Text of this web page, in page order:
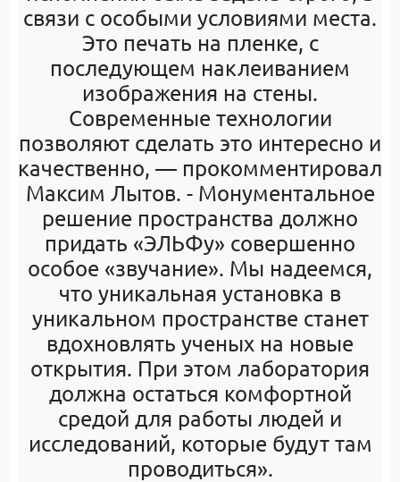
связи с особыми условиями места.
Это печать на пленке, с
последующем наклеиванием
изображения на стены.
Современные технологии
позволяют сделать это интересно и
качественно, — прокомментировал
Максим Лытов. - Монументальное
решение пространства должно
придать «ЭЛЬФу» совершенно
особое «звучание». Мы надеемся,
что уникальная установка в
уникальном пространстве станет
вдохновлять ученых на новые
открытия. При этом лаборатория
должна остаться комфортной
средой для работы людей и
исследований, которые будут там
проводиться».